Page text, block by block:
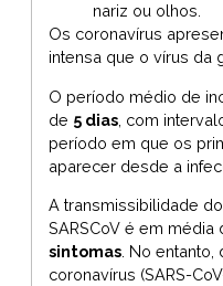
nariz ou olhos.
Os coronavírus
intensa que o vírus da
O período médio de
de 5 dias , com
período em que os
aparecer desde a
A transmissibilidade
SARSCoV é em média
sintomas . No
coronavírus (SARS-